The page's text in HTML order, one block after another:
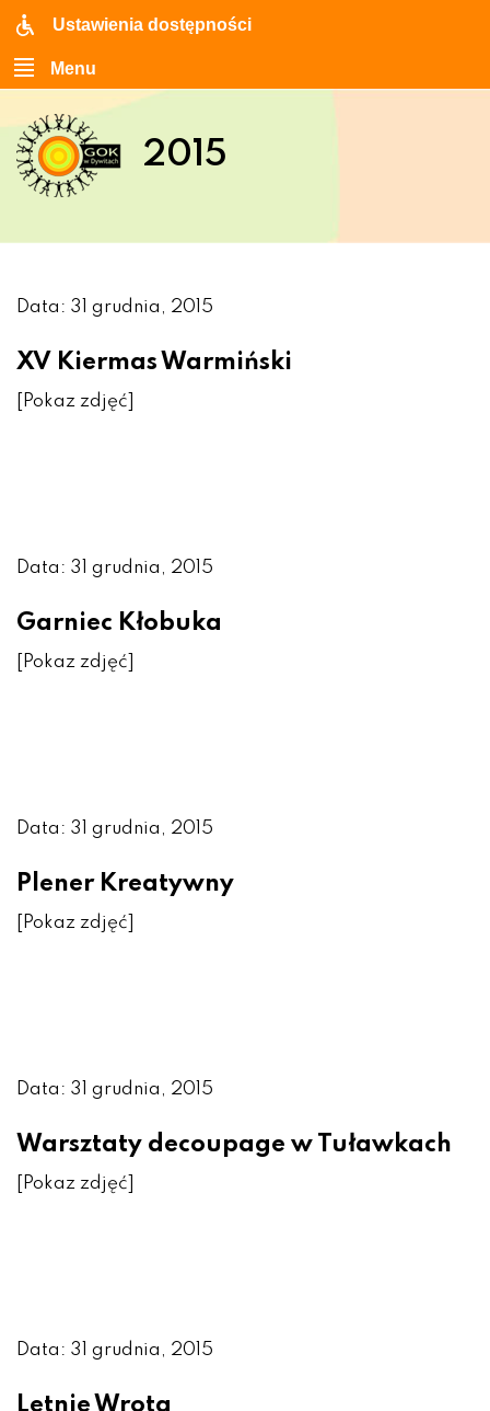
Ustawienia dostępności
Menu
2015
Data: 31 grudnia, 2015
XV Kiermas Warmiński
[Pokaz zdjęć]
Data: 31 grudnia, 2015
Garniec Kłobuka
[Pokaz zdjęć]
Data: 31 grudnia, 2015
Plener Kreatywny
[Pokaz zdjęć]
Data: 31 grudnia, 2015
Warsztaty decoupage w Tuławkach
[Pokaz zdjęć]
Data: 31 grudnia, 2015
Letnie Wrota